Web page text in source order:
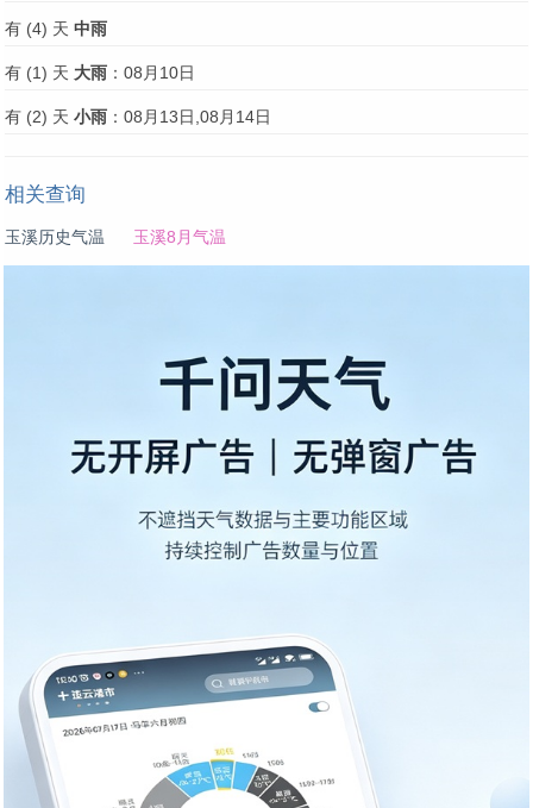
有 (4) 天 中雨
有 (1) 天 大雨 ：08月10日
有 (2) 天 小雨 ：08月13日,08月14日
相关查询
玉溪历史气温 玉溪8月气温